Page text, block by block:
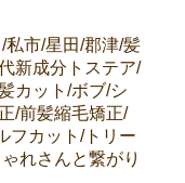
私市/星田/郡津/髪
新成分トステア/
カット/ボブ/シ
/前髪縮毛矯正/
フカット/トリー
れさんと繋がり